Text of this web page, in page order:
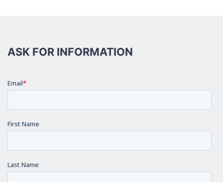
ASK FOR INFORMATION